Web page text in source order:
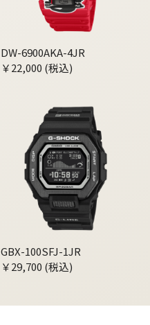
DW-6900AKA-4JR
￥22,000 (税込)
GBX-100SFJ-1JR
￥29,700 (税込)